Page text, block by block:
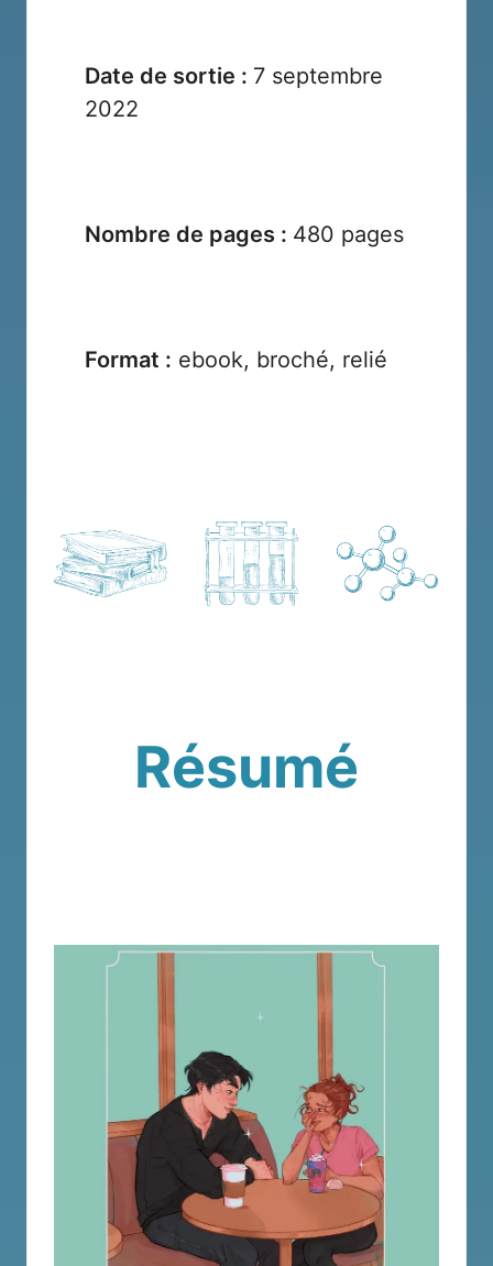
Date de sortie : 7 septembre
2022
Nombre de pages : 480 pages
Format : ebook, broché, relié
Résumé